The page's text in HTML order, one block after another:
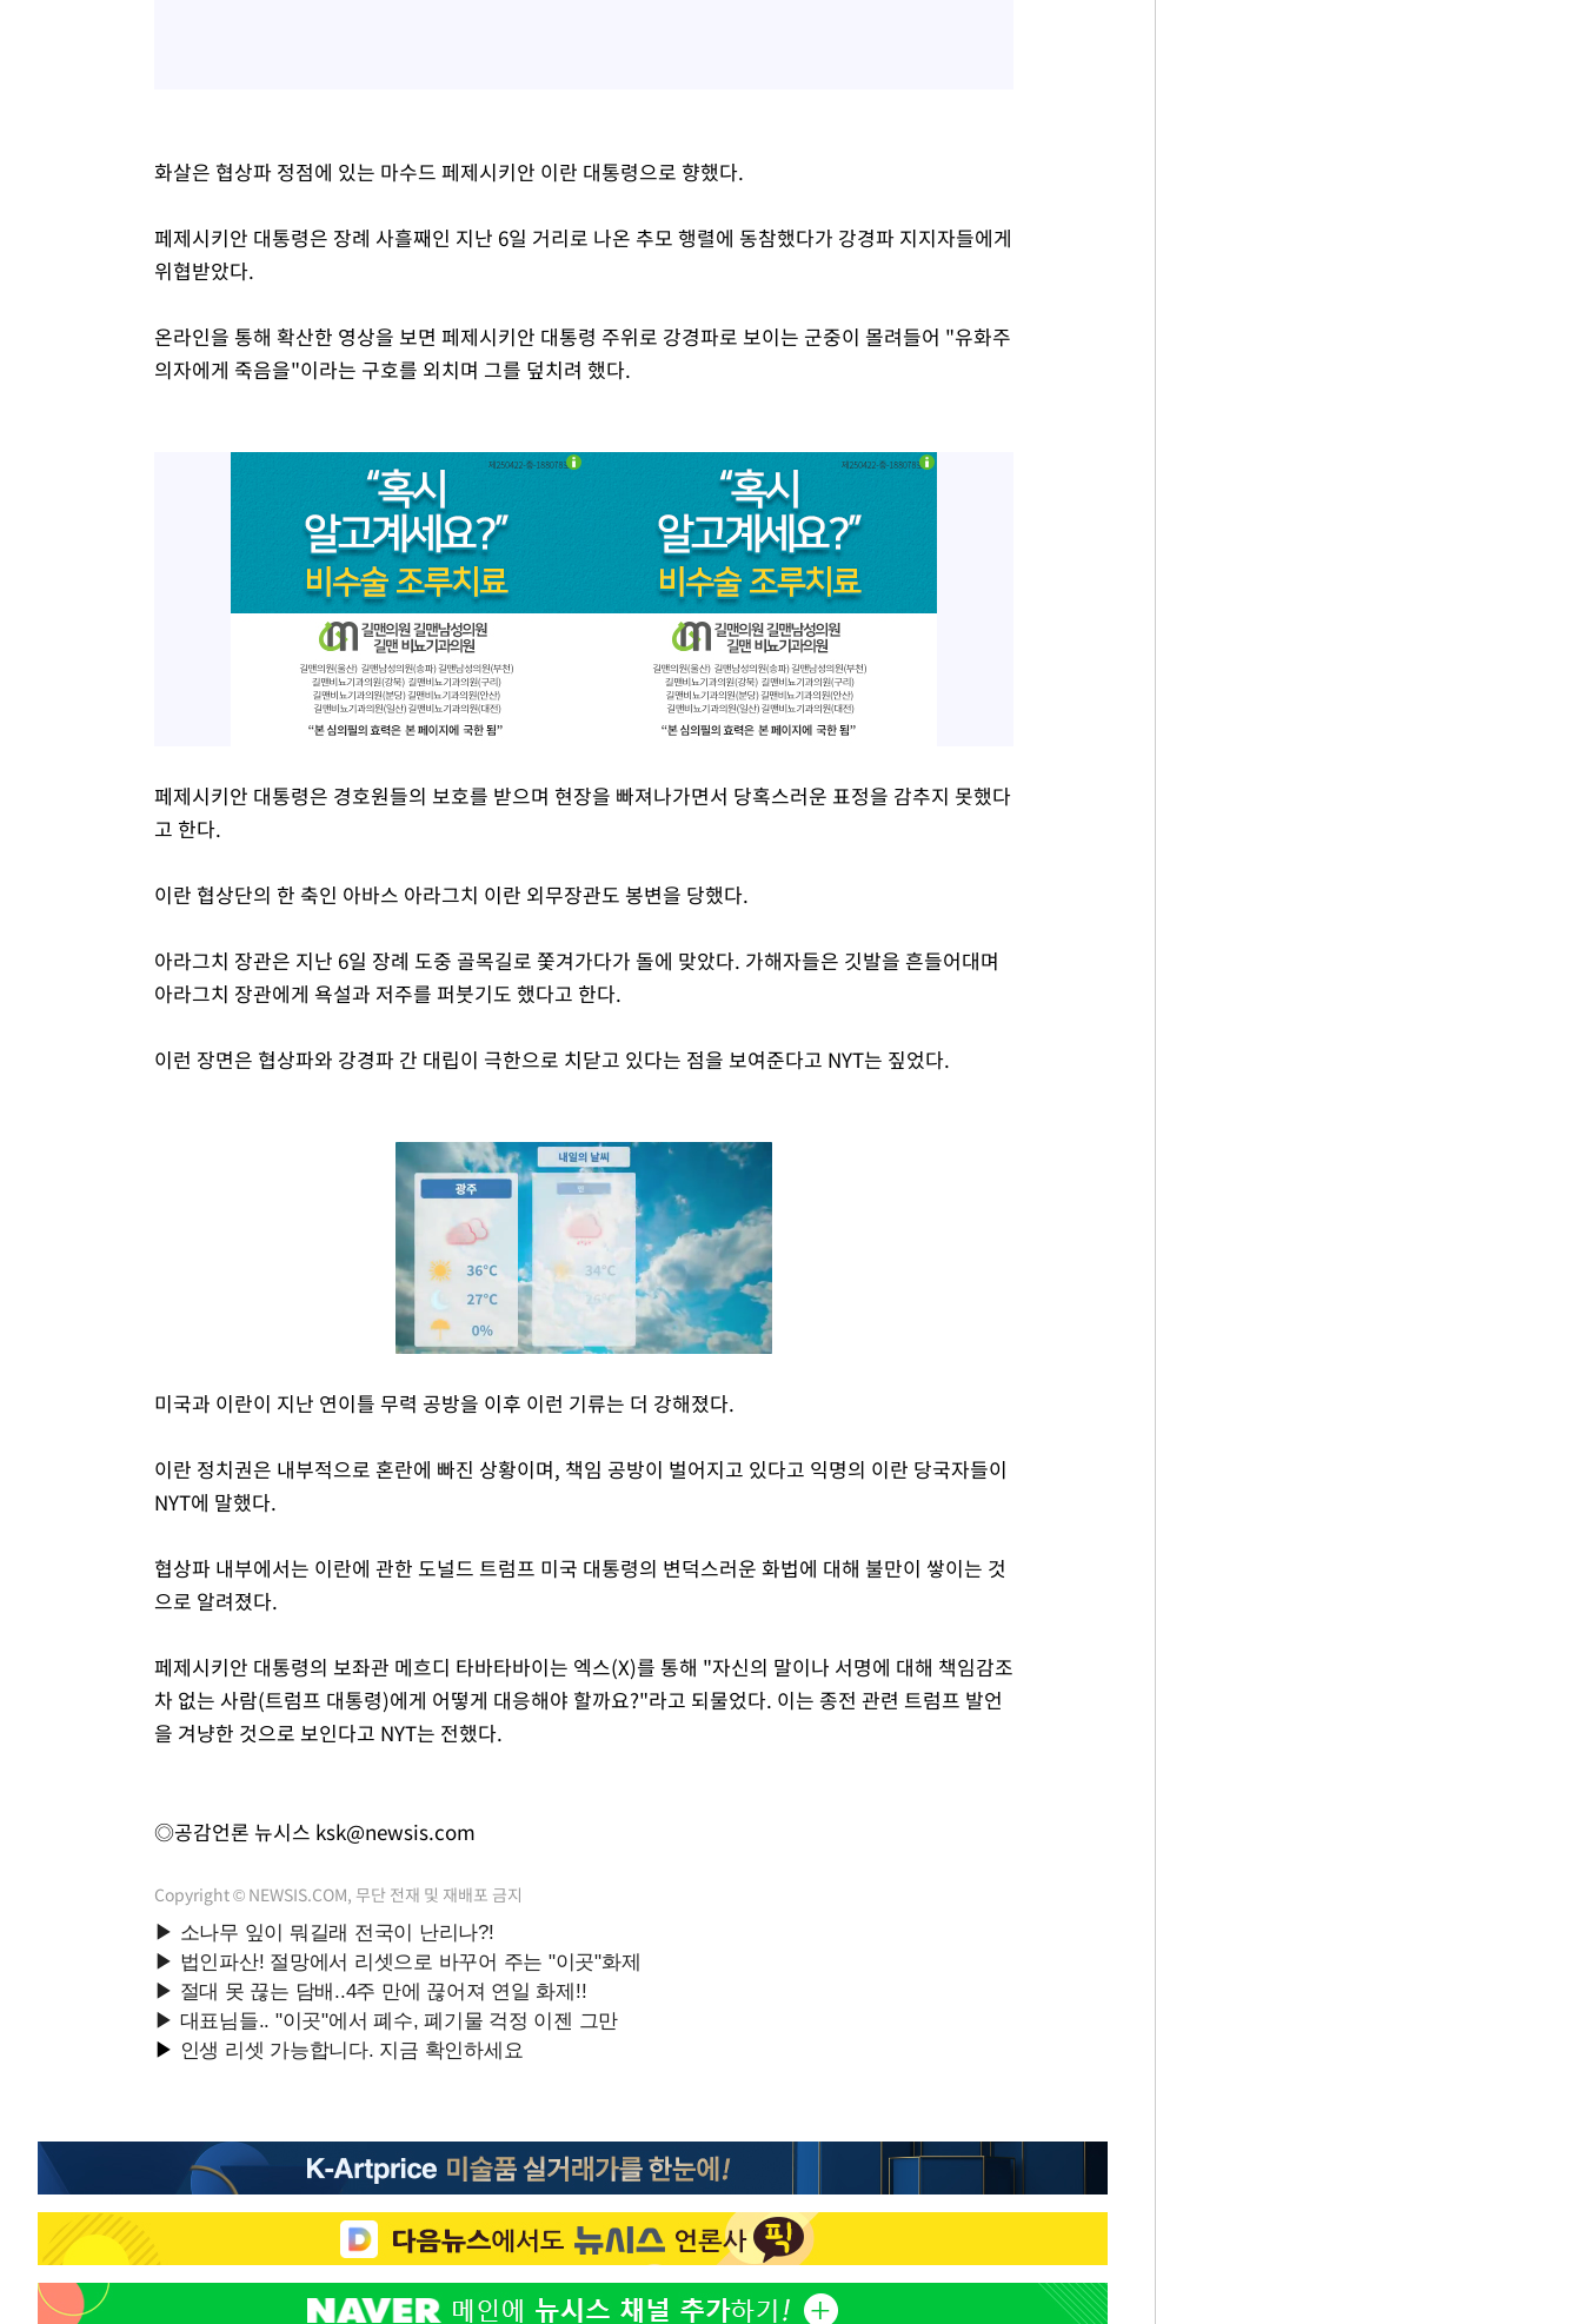
화살은 협상파 정점에 있는 마수드 페제시키안 이란 대통령으로 향했다.
페제시키안 대통령은 장례 사흘째인 지난 6일 거리로 나온 추모 행렬에 동참했다가 강경파 지지자들에게
위협받았다.
온라인을 통해 확산한 영상을 보면 페제시키안 대통령 주위로 강경파로 보이는 군중이 몰려들어 "유화주
의자에게 죽음을"이라는 구호를 외치며 그를 덮치려 했다.
페제시키안 대통령은 경호원들의 보호를 받으며 현장을 빠져나가면서 당혹스러운 표정을 감추지 못했다
고 한다.
이란 협상단의 한 축인 아바스 아라그치 이란 외무장관도 봉변을 당했다.
아라그치 장관은 지난 6일 장례 도중 골목길로 쫓겨가다가 돌에 맞았다. 가해자들은 깃발을 흔들어대며
아라그치 장관에게 욕설과 저주를 퍼붓기도 했다고 한다.
이런 장면은 협상파와 강경파 간 대립이 극한으로 치닫고 있다는 점을 보여준다고 NYT는 짚었다.
미국과 이란이 지난 연이틀 무력 공방을 이후 이런 기류는 더 강해졌다.
이란 정치권은 내부적으로 혼란에 빠진 상황이며, 책임 공방이 벌어지고 있다고 익명의 이란 당국자들이
NYT에 말했다.
협상파 내부에서는 이란에 관한 도널드 트럼프 미국 대통령의 변덕스러운 화법에 대해 불만이 쌓이는 것
으로 알려졌다.
페제시키안 대통령의 보좌관 메흐디 타바타바이는 엑스(X)를 통해 "자신의 말이나 서명에 대해 책임감조
차 없는 사람(트럼프 대통령)에게 어떻게 대응해야 할까요?"라고 되물었다. 이는 종전 관련 트럼프 발언
을 겨냥한 것으로 보인다고 NYT는 전했다.
◎공감언론 뉴시스 ksk@newsis.com
Copyright © NEWSIS.COM, 무단 전재 및 재배포 금지